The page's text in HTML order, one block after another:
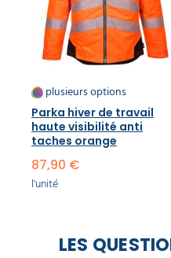
plusieurs options
Parka hiver de travail
haute visibilité anti
taches orange
87,90 €
l'unité
LES